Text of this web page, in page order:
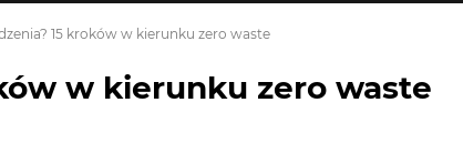
15 kroków w kierunku zero waste
w kierunku zero waste